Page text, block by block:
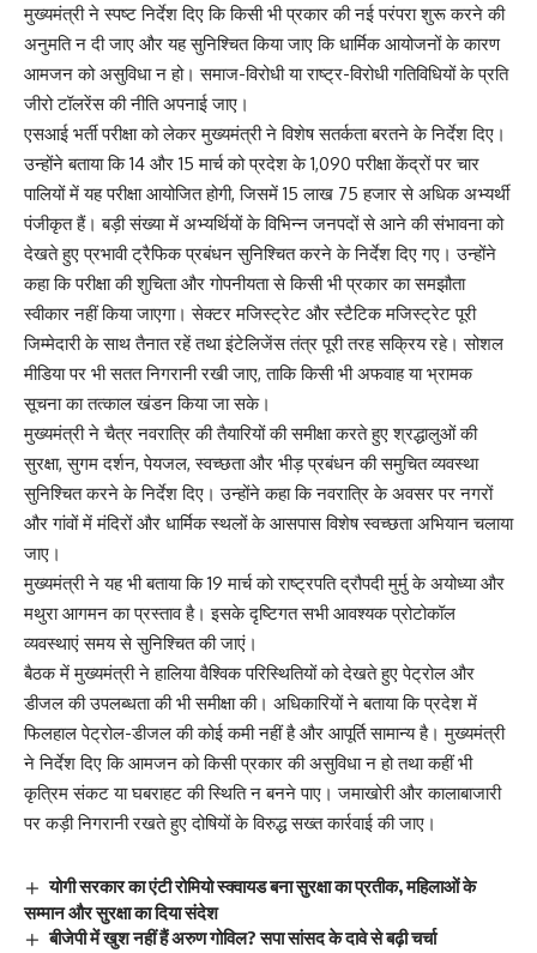
मुख्यमंत्री ने स्पष्ट निर्देश दिए कि किसी भी प्रकार की नई परंपरा शुरू करने की
अनुमति न दी जाए और यह सुनिश्चित किया जाए कि धार्मिक आयोजनों के कारण
आमजन को असुविधा न हो। समाज-विरोधी या राष्ट्र-विरोधी गतिविधियों के प्रति
जीरो टॉलरेंस की नीति अपनाई जाए।
एसआई भर्ती परीक्षा को लेकर मुख्यमंत्री ने विशेष सतर्कता बरतने के निर्देश दिए।
उन्होंने बताया कि 14 और 15 मार्च को प्रदेश के 1,090 परीक्षा केंद्रों पर चार
पालियों में यह परीक्षा आयोजित होगी, जिसमें 15 लाख 75 हजार से अधिक अभ्यर्थी
पंजीकृत हैं। बड़ी संख्या में अभ्यर्थियों के विभिन्न जनपदों से आने की संभावना को
देखते हुए प्रभावी ट्रैफिक प्रबंधन सुनिश्चित करने के निर्देश दिए गए। उन्होंने
कहा कि परीक्षा की शुचिता और गोपनीयता से किसी भी प्रकार का समझौता
स्वीकार नहीं किया जाएगा। सेक्टर मजिस्ट्रेट और स्टैटिक मजिस्ट्रेट पूरी
जिम्मेदारी के साथ तैनात रहें तथा इंटेलिजेंस तंत्र पूरी तरह सक्रिय रहे। सोशल
मीडिया पर भी सतत निगरानी रखी जाए, ताकि किसी भी अफवाह या भ्रामक
सूचना का तत्काल खंडन किया जा सके।
मुख्यमंत्री ने चैत्र नवरात्रि की तैयारियों की समीक्षा करते हुए श्रद्धालुओं की
सुरक्षा, सुगम दर्शन, पेयजल, स्वच्छता और भीड़ प्रबंधन की समुचित व्यवस्था
सुनिश्चित करने के निर्देश दिए। उन्होंने कहा कि नवरात्रि के अवसर पर नगरों
और गांवों में मंदिरों और धार्मिक स्थलों के आसपास विशेष स्वच्छता अभियान चलाया
जाए।
मुख्यमंत्री ने यह भी बताया कि 19 मार्च को राष्ट्रपति द्रौपदी मुर्मु के अयोध्या और
मथुरा आगमन का प्रस्ताव है। इसके दृष्टिगत सभी आवश्यक प्रोटोकॉल
व्यवस्थाएं समय से सुनिश्चित की जाएं।
बैठक में मुख्यमंत्री ने हालिया वैश्विक परिस्थितियों को देखते हुए पेट्रोल और
डीजल की उपलब्धता की भी समीक्षा की। अधिकारियों ने बताया कि प्रदेश में
फिलहाल पेट्रोल-डीजल की कोई कमी नहीं है और आपूर्ति सामान्य है। मुख्यमंत्री
ने निर्देश दिए कि आमजन को किसी प्रकार की असुविधा न हो तथा कहीं भी
कृत्रिम संकट या घबराहट की स्थिति न बनने पाए। जमाखोरी और कालाबाजारी
पर कड़ी निगरानी रखते हुए दोषियों के विरुद्ध सख्त कार्रवाई की जाए।
योगी सरकार का एंटी रोमियो स्क्वायड बना सुरक्षा का प्रतीक, महिलाओं के
सम्मान और सुरक्षा का दिया संदेश
बीजेपी में खुश नहीं हैं अरुण गोविल? सपा सांसद के दावे से बढ़ी चर्चा